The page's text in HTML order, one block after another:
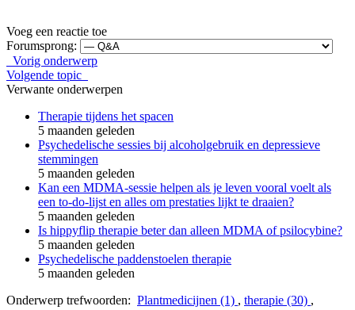
Voeg een reactie toe
Forumsprong:
Vorig onderwerp
Volgende topic
Verwante onderwerpen
Therapie tijdens het spacen
5 maanden geleden
Psychedelische sessies bij alcoholgebruik en depressieve
stemmingen
5 maanden geleden
Kan een MDMA-sessie helpen als je leven vooral voelt als
een to-do-lijst en alles om prestaties lijkt te draaien?
5 maanden geleden
Is hippyflip therapie beter dan alleen MDMA of psilocybine?
5 maanden geleden
Psychedelische paddenstoelen therapie
5 maanden geleden
Onderwerp trefwoorden: Plantmedicijnen (1) , therapie (30) ,